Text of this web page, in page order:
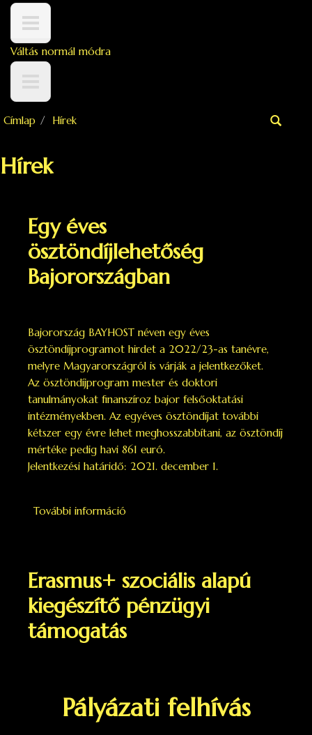
Ugrás a tartalomra
Váltás normál módra
Keresés űrlap
Címlap Hírek
Hírek
Egy éves
ösztöndíjlehetőség
Bajorországban
Bajorország BAYHOST néven egy éves
ösztöndíjprogramot hirdet a 2022/23-as tanévre,
melyre Magyarországról is várják a jelentkezőket.
Az ösztöndíjprogram mester és doktori
tanulmányokat finanszíroz bajor felsőoktatási
intézményekben. Az egyéves ösztöndíjat további
kétszer egy évre lehet meghosszabbítani, az ösztöndíj
mértéke pedig havi 861 euró.
Jelentkezési határidő: 2021. december 1.
További információ
Erasmus+ szociális alapú
kiegészítő pénzügyi
támogatás
Pályázati felhívás